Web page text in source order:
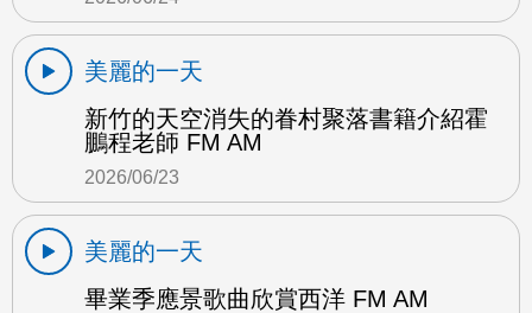
美麗的一天
新竹的天空消失的眷村聚落書籍介紹霍
鵬程老師 FM AM
2026/06/23
美麗的一天
畢業季應景歌曲欣賞西洋 FM AM